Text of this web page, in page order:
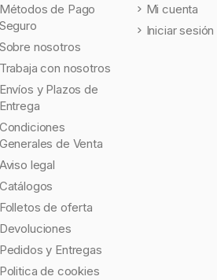
Métodos de Pago
Seguro
Sobre nosotros
Trabaja con nosotros
Envíos y Plazos de
Entrega
Condiciones
Generales de Venta
Aviso legal
Catálogos
Folletos de oferta
Devoluciones
Pedidos y Entregas
Politica de cookies
Mi cuenta
Iniciar sesión